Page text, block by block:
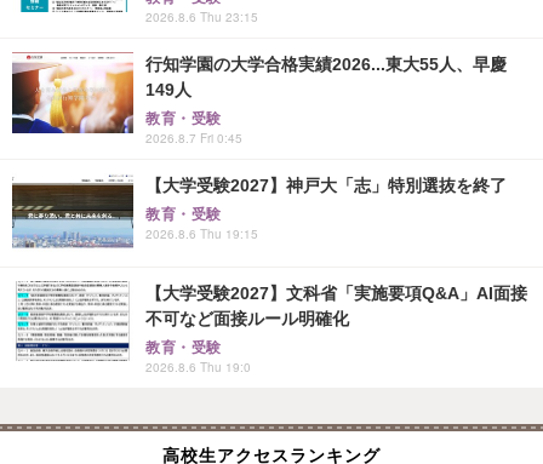
2026.8.6 Thu 23:15
行知学園の大学合格実績2026...東大55人、早慶
149人
教育・受験
2026.8.7 Fri 0:45
【大学受験2027】神戸大「志」特別選抜を終了
教育・受験
2026.8.6 Thu 19:15
【大学受験2027】文科省「実施要項Q&A」AI面接
不可など面接ルール明確化
教育・受験
2026.8.6 Thu 19:0
高校生アクセスランキング